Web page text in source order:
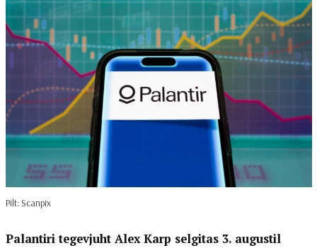
Pilt: Scanpix
Palantiri tegevjuht Alex Karp selgitas 3. augustil